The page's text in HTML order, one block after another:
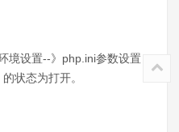
境设置--》php.ini参数设置
状态为打开。